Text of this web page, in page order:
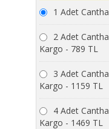
1 Adet
2 Adet
Kargo - 789 TL
3 Adet
Kargo - 1159 TL
4 Adet
Kargo - 1469 TL